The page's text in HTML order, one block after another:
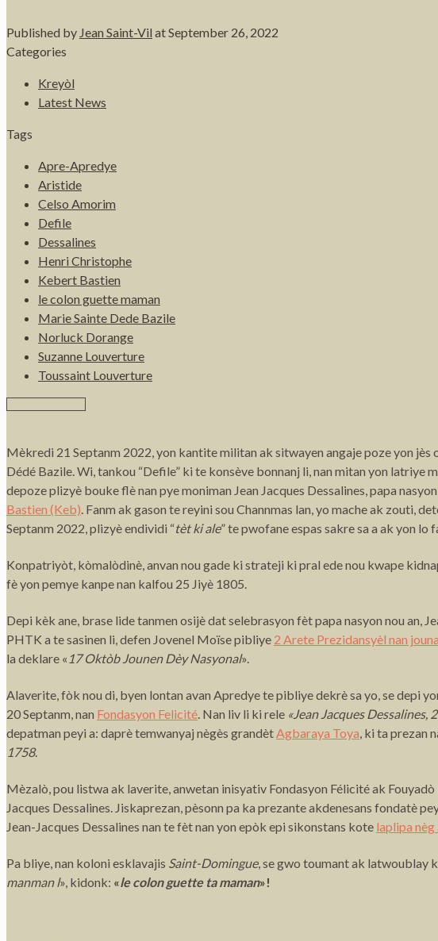
Published by Jean Saint-Vil atSeptember 26, 2022
Categories
Kreyòl
Latest News
Tags
Apre-Apredye
Aristide
Celso Amorim
Defile
Dessalines
Henri Christophe
Kebert Bastien
le colon guette maman
Marie Sainte Dede Bazile
Norluck Dorange
Suzanne Louverture
Toussaint Louverture
Mèkredi 21 Septanm 2022, yon kantite militan ak sitwayen angaje poze yon
Dédé Bazile. Wi, tankou “Defile” ki te konsève bonnanj li, nan mitan yon
depoze plizyè bouke flè nan pye moniman Jean Jacques Dessalines, papa
Bastien (Keb). Fanm ak gason te reyini sou Channmas lan, yo mache ak zouti,
Septanm 2022, plizyè endividi “tèt ki ale” te pwofane espas sakre sa a ak yon lo
Konpatriyòt, kòmalòdinè, anvan nou gade ki strateji ki pral ede nou kwape
fè yon pemye kanpe nan kalfou 25 Jiyè 1805.
Depi kèk ane, brase lide tanmen osijè dat selebrasyon fèt papa nasyon nou an,
PHTK a te sasinen li, defen Jovenel Moïse pibliye 2 Arete Prezidansyèl nan
la deklare « 17 Oktòb Jounen Dèy Nasyonal».
Alaverite, fòk nou di, byen lontan avan Apredye te pibliye dekrè sa yo, se depi
20 Septanm, nan Fondasyon Felicité. Nan liv li ki rele «Jean Jacques Dessalines,
depatman peyi a: daprè temwanyaj nègès grandètAgbaraya Toya, ki ta prezan
1758.
Mèzalò, pou listwa ak laverite, anwetan inisyativ Fondasyon Félicité ak
Jacques Dessalines. Jiskaprezan, pèsonn pa ka prezante akdenesans fondatè
Jean-Jacques Dessalines nan te fèt nan yon epòk epi sikonstans kote laplipa nèg
Pa bliye, nan koloni esklavajis Saint-Domingue, se gwo toumant ak latwoublay
manman l», kidonk: «le colon guette ta maman»!